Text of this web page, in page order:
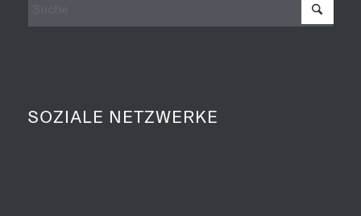
SOZIALE NETZWERKE